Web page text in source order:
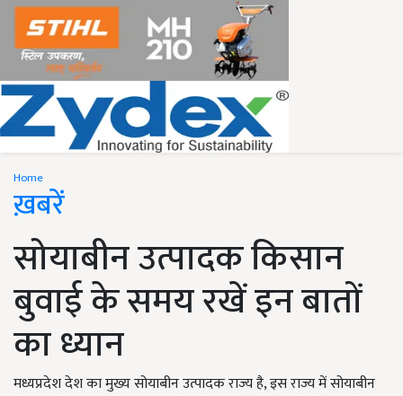
Home
ख़बरें
सोयाबीन उत्पादक किसान
बुवाई के समय रखें इन बातों
का ध्यान
मध्यप्रदेश देश का मुख्य सोयाबीन उत्पादक राज्य है, इस राज्य में सोयाबीन